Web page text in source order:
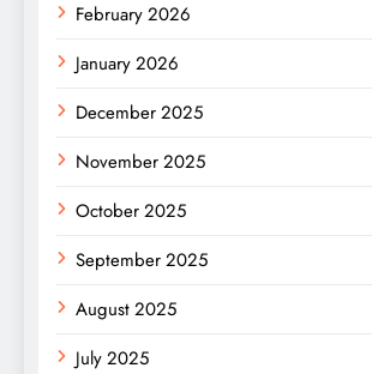
February 2026
January 2026
December 2025
November 2025
October 2025
September 2025
August 2025
July 2025